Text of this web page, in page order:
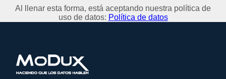
Al llenar esta forma, está aceptando nuestra política de
uso de datos: Política de datos